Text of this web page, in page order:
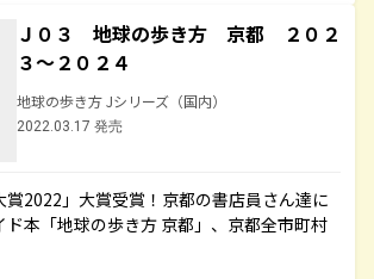
Ｊ０３ 地球の歩き方 京都 ２０２
３～２０２４
地球の歩き方 Jシリーズ（国内）
2022.03.17 発売
賞2022」大賞受賞！京都の書店員さん達に
ド本「地球の歩き方 京都」、京都全市町村